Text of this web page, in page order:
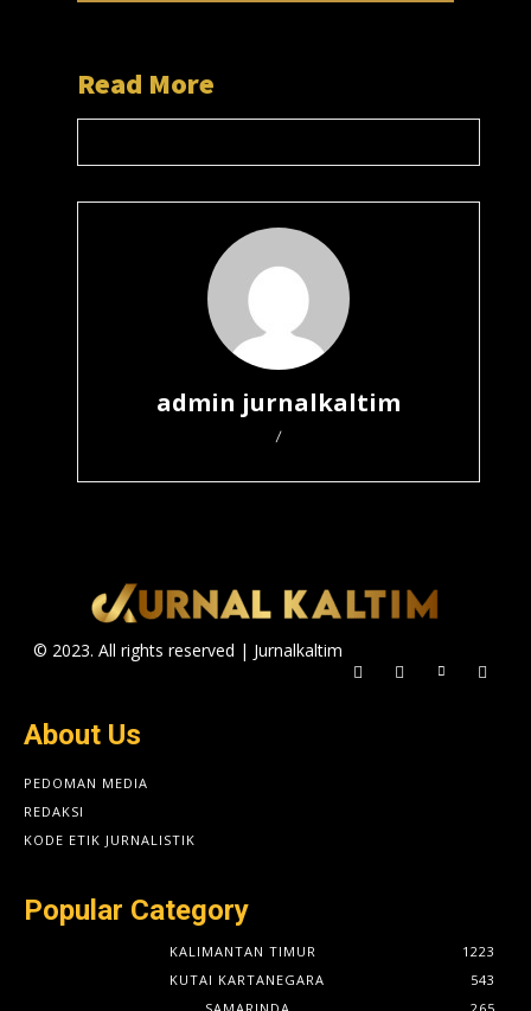
Read More
admin jurnalkaltim
/
© 2023. All rights reserved | Jurnalkaltim
About Us
PEDOMAN MEDIA
REDAKSI
KODE ETIK JURNALISTIK
Popular Category
KALIMANTAN TIMUR
1223
KUTAI KARTANEGARA
543